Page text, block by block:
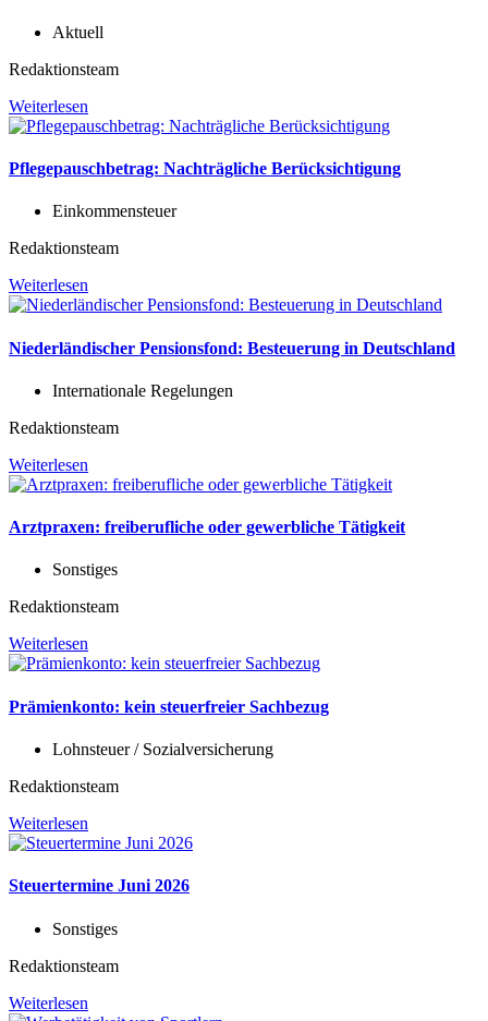
Aktuell
Redaktionsteam
Weiterlesen
Pflegepauschbetrag: Nachträgliche Berücksichtigung
Einkommensteuer
Redaktionsteam
Weiterlesen
Niederländischer Pensionsfond: Besteuerung in Deutschland
Internationale Regelungen
Redaktionsteam
Weiterlesen
Arztpraxen: freiberufliche oder gewerbliche Tätigkeit
Sonstiges
Redaktionsteam
Weiterlesen
Prämienkonto: kein steuerfreier Sachbezug
Lohnsteuer / Sozialversicherung
Redaktionsteam
Weiterlesen
Steuertermine Juni 2026
Sonstiges
Redaktionsteam
Weiterlesen